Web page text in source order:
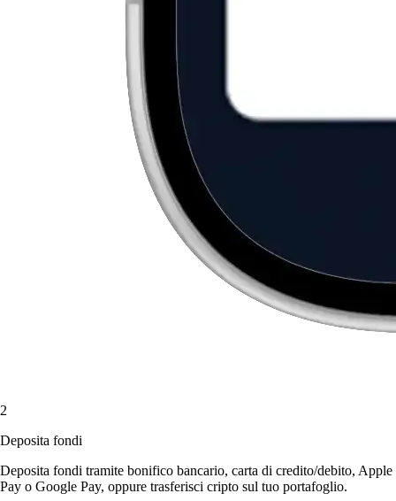
2
Deposita fondi
Deposita fondi tramite bonifico bancario, carta di credito/debito, Apple
Pay o Google Pay, oppure trasferisci cripto sul tuo portafoglio.